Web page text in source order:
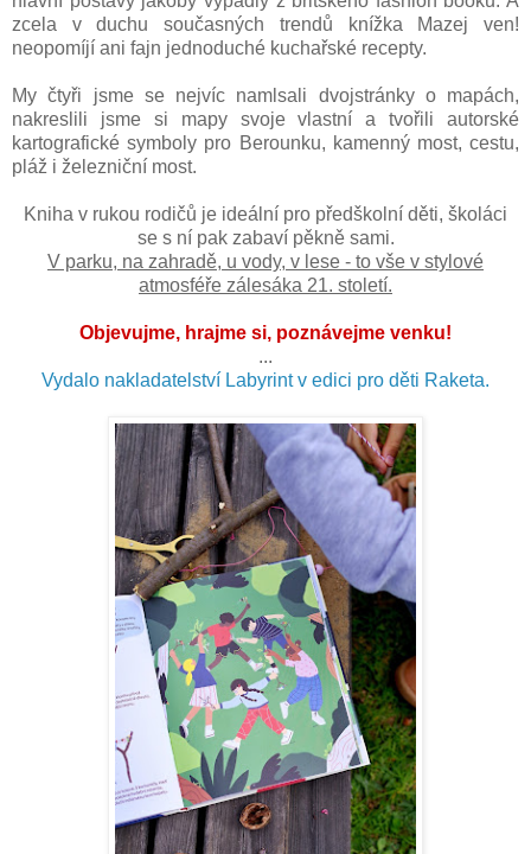
zcela v duchu současných trendů knížka Mazej ven!
neopomíjí ani fajn jednoduché kuchařské recepty.
My čtyři jsme se nejvíc namlsali dvojstránky o mapách,
nakreslili jsme si mapy svoje vlastní a tvořili autorské
kartografické symboly pro Berounku, kamenný most, cestu,
pláž i železniční most.
Kniha v rukou rodičů je ideální pro předškolní děti, školáci
se s ní pak zabaví pěkně sami.
V parku, na zahradě, u vody, v lese - to vše v stylové
atmosféře zálesáka 21. století.
Objevujme, hrajme si, poznávejme venku!
...
Vydalo nakladatelství Labyrint v edici pro děti Raketa.